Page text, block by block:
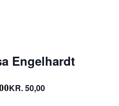
Engelhardt
KR. 50,00